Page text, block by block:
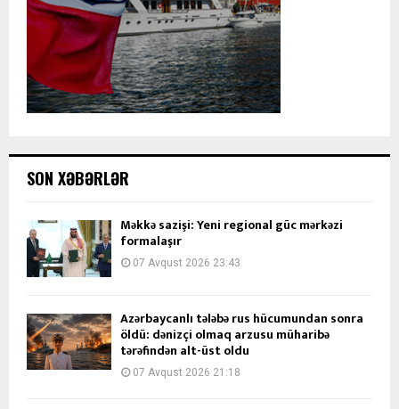
SON XƏBƏRLƏR
Məkkə sazişi: Yeni regional güc mərkəzi
formalaşır
07 Avqust 2026 23:43
Azərbaycanlı tələbə rus hücumundan sonra
öldü: dənizçi olmaq arzusu müharibə
tərəfindən alt-üst oldu
07 Avqust 2026 21:18